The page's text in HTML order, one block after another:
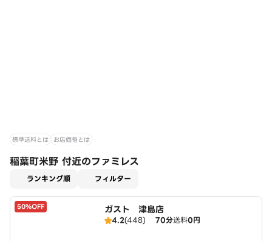
標準送料とは お店価格とは
稲葉町米野 付近のファミレス
ランキング順 フィルター
50%OFF ガスト 津島店
4.2(448) 70分送料0円